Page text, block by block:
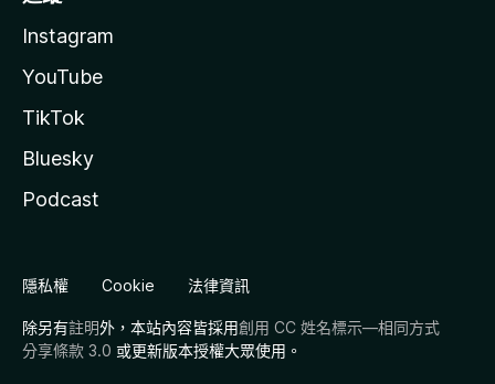
Instagram
YouTube
TikTok
Bluesky
Podcast
隱私權 Cookie 法律資訊
除另有註明外，本站內容皆採用創用 CC 姓名標示—相同方式
分享條款 3.0 或更新版本授權大眾使用。